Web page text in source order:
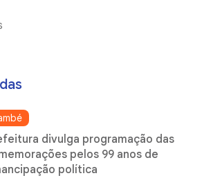
divulga programação das
pelos 99 anos de
política